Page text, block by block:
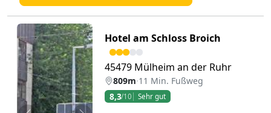
Hotel am Schloss Broich
45479 Mülheim an der Ruhr
809m·11 Min. Fußweg
8,3/10 Sehr gut